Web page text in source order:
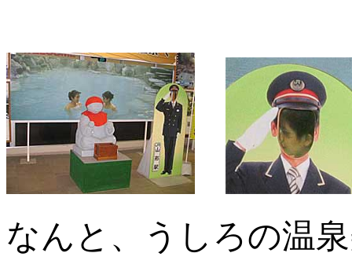
なんと、うしろの温